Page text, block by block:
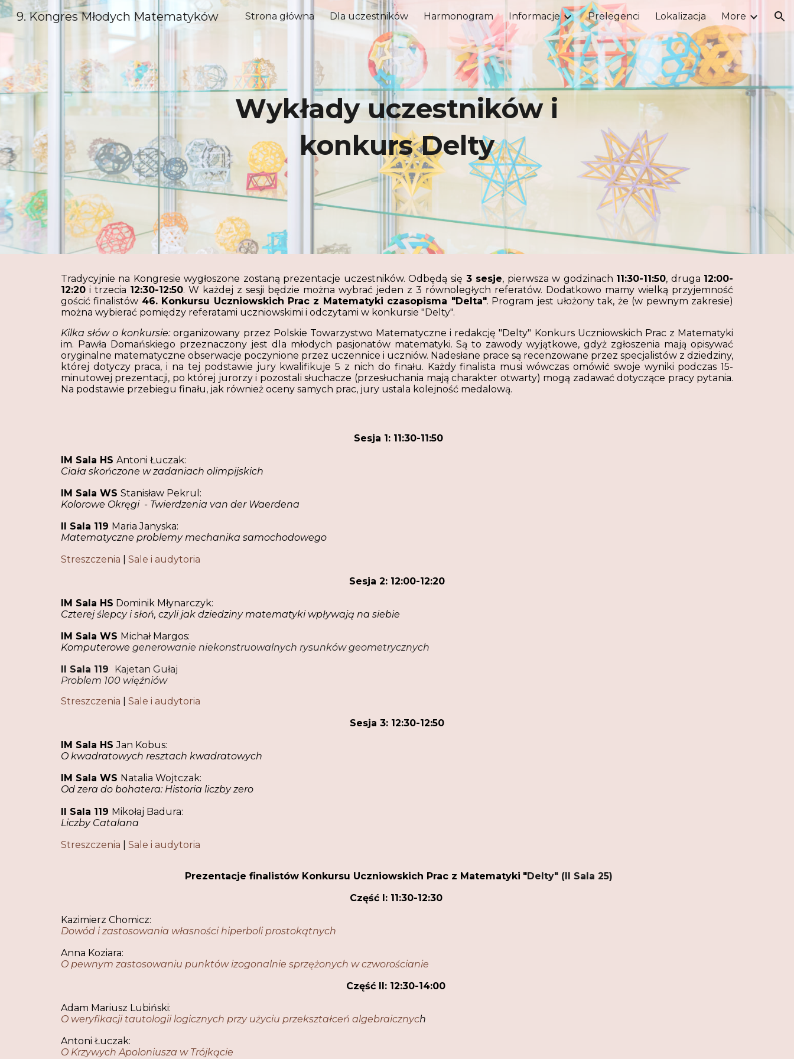
Skip to main content Skip to navigation
9. Kongres Młodych Matematyków Strona główna Dla uczestników Harmonogram Informacje Prelegenci Lokalizacja More
Wykłady uczestników i
konkurs Delty
Tradycyjnie na Kongresie wygłoszone zostaną prezentacje uczestników. Odbędą się 3 sesje, pierwsza w godzinach 11:30-11:50, druga 12:00-
12:20i trzecia 12:30-12:50. W każdej z sesji będzie można wybrać jeden z 3 równoległych referatów. Dodatkowo mamy wielką przyjemność
gościć finalistów 46. Konkursu Uczniowskich Prac z Matematyki czasopisma "Delta". Program jest ułożony tak, że (w pewnym zakresie)
można wybierać pomiędzy referatami uczniowskimi i odczytami w konkursie "Delty".
Kilka słów o konkursie:organizowany przez Polskie Towarzystwo Matematyczne i redakcję "Delty" Konkurs Uczniowskich Prac z Matematyki
im. Pawła Domańskiego przeznaczony jest dla młodych pasjonatów matematyki. Są to zawody wyjątkowe, gdyż zgłoszenia mają opisywać
oryginalne matematyczne obserwacje poczynione przez uczennice i uczniów. Nadesłane prace są recenzowane przez specjalistów z dziedziny,
której dotyczy praca, i na tej podstawie jury kwalifikuje 5 z nich do finału. Każdy finalista musi wówczas omówić swoje wyniki podczas 15-
minutowej prezentacji, po której jurorzy i pozostali słuchacze (przesłuchania mają charakter otwarty) mogą zadawać dotyczące pracy pytania.
Na podstawie przebiegu finału, jak również oceny samych prac, jury ustala kolejność medalową.
Sesja 1: 11:30-11:50
IM Sala HS Antoni Łuczak:
Ciała skończone w zadaniach olimpijskich
IM Sala WS Stanisław Pekrul :
Kolorowe Okręgi - Twierdzenia van der Waerdena
II Sala 119 Maria Janyska:
Matematyczne problemy mechanika samochodowego
Streszczenia
Sale i audytoria
Sesja 2: 12:00-12:20
IM Sala HS Dominik Młynarczyk:
Czterej ślepcy i słoń, czyli jak dziedziny matematyki wpływają na siebie
IM Sala WS Michał Margos:
Komputerowe generowanie niekonstruowalnych rysunków geometrycznych
II Sala 119 Kajetan Gułaj
Problem 100 więźniów
Streszczenia
Sale i audytoria
Sesja 3: 12:30-12:50
IM Sala HS Jan Kobus:
O kwadratowych resztach kwadratowych
IM Sala WS Natalia Wojtczak:
Od zera do bohatera: Historia liczby zero
II Sala 119 Mikołaj Badura:
Liczby Catalana
Streszczenia
Sale i audytoria
Prezentacje finalistówKonkursu Uczniowskich Prac z Matematyki "Delty" (II Sala 25)
Część I: 11:30-12:30
Kazimierz Chomicz:
Dowód i zastosowania własności hiperboli prostokątnych
Anna Koziara:
O pewnym zastosowaniu punktów izogonalnie sprzężonych w czworościanie
Część II: 12:30-14:00
Adam Mariusz Lubiński:
O weryfikacji tautologii logicznych przy użyciu przekształceń algebraicznych
Antoni Łuczak:
O Krzywych Apoloniusza w Trójkącie